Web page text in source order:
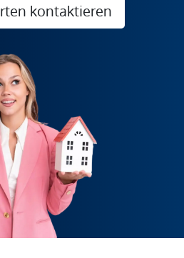
kontaktieren